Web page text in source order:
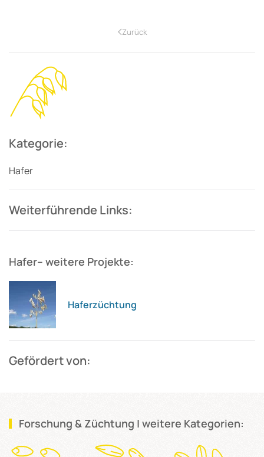
Zurück
Kategorie:
Hafer
Weiterführende Links:
Hafer– weitere Projekte:
Haferzüchtung
Gefördert von:
Forschung & Züchtung | weitere Kategorien: